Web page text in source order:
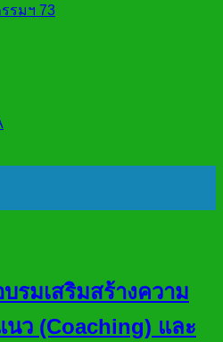
รมฯ 73
รมเสริมสร้างความ
นว (Coaching) และ